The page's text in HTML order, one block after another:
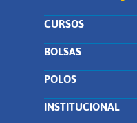
CURSOS
BOLSAS
POLOS
INSTITUCIONAL